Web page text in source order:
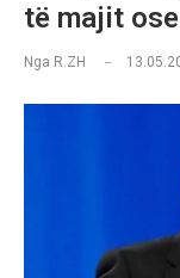
të majit
Nga R.ZH